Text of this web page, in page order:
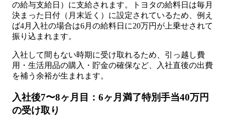
の給与支給日）に支給されます。トヨタの給料日は毎月
決まった日付（月末近く）に設定されているため、例え
ば4月入社の場合は6月の給料日に20万円が上乗せされて
振り込まれます。
入社して間もない時期に受け取れるため、引っ越し費
用・生活用品の購入・貯金の確保など、入社直後の出費
を補う余裕が生まれます。
入社後7〜8ヶ月目：6ヶ月満了特別手当40万円
の受け取り